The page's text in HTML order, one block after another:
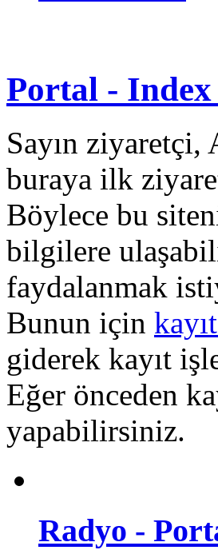
Portal -
Sayın
buraya ilk
Böylece bu
bilgilere
faydalanmak
Bunun için
giderek kayıt
Eğer önceden
yapabilirsiniz.
Radyo -